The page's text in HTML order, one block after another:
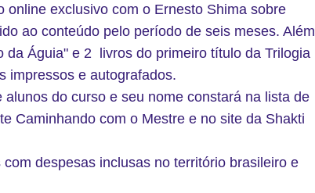
exclusivo com o Ernesto Shima sobre
ao conteúdo pelo período de seis meses. Além
da Águia" e 2 livros do primeiro título da Trilogia
impressos e autografados.
do curso e seu nome constará na lista de
Caminhando com o Mestre e no site da Shakti
despesas inclusas no território brasileiro e